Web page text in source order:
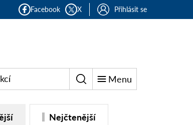
Facebook X Přihlásit se
Menu
Nejčtenější